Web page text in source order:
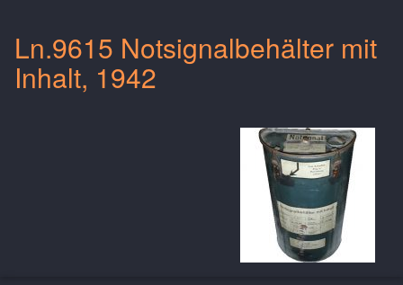
Ln.9615 Notsignalbehälter mit
Inhalt, 1942